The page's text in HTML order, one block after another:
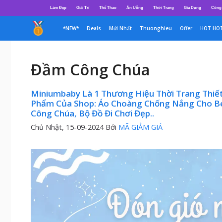
đến
dung
Làm Đẹp Giải Trí Thể Thao Ăn Uống Thời Trang Gia Dụng Công
*NEW* Deals Mới Nhất Thuonghieu Offer HOT
Đầm Công Chúa
Miniumbaby Là 1 Thương Hiệu Thời Trang
Phẩm Của Shop: Áo Choàng Chống Nắng Cho
Công Chúa, Bộ Đồ Đi Chơi Đẹp..
Chủ Nhật, 15-09-2024 Bởi MÃ GIẢM GIÁ